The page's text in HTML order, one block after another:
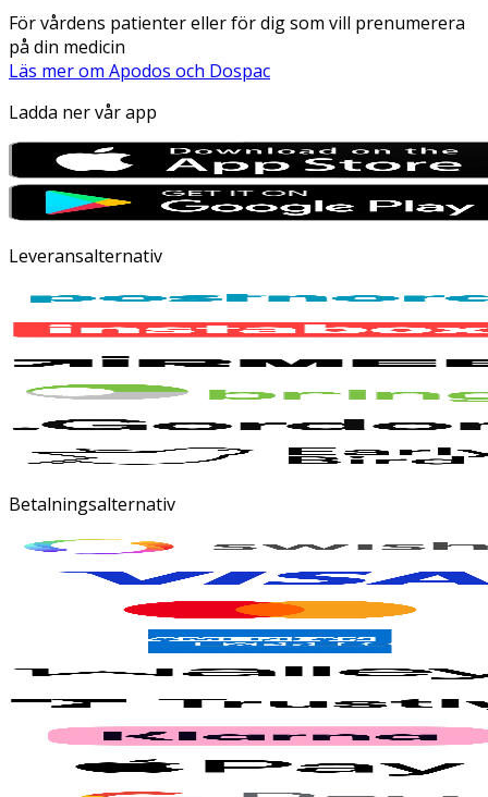
För vårdens patienter eller för dig som vill prenumerera
på din medicin
Läs mer om Apodos och Dospac
Ladda ner vår app
Leveransalternativ
Betalningsalternativ